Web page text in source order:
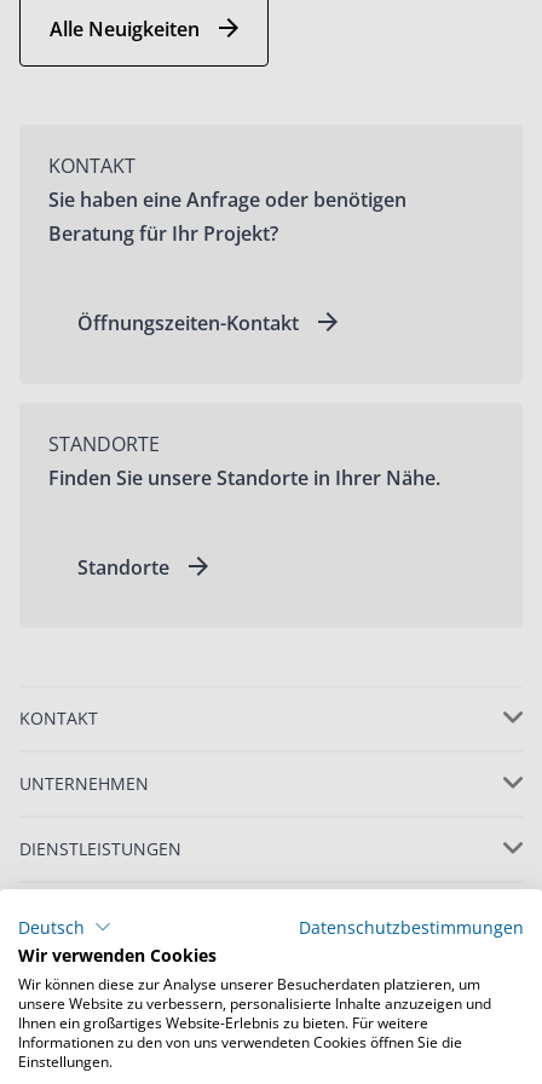
Alle Neuigkeiten
KONTAKT
Sie haben eine Anfrage oder benötigen
Beratung für Ihr Projekt?
Öffnungszeiten-Kontakt
STANDORTE
Finden Sie unsere Standorte in Ihrer Nähe.
Standorte
KONTAKT
UNTERNEHMEN
DIENSTLEISTUNGEN
RECHTLICHES
Deutsch
Datenschutzbestimmungen
Wir verwenden Cookies
Wir können diese zur Analyse unserer Besucherdaten platzieren, um
unsere Website zu verbessern, personalisierte Inhalte anzuzeigen und
Ihnen ein großartiges Website-Erlebnis zu bieten. Für weitere
Informationen zu den von uns verwendeten Cookies öffnen Sie die
Einstellungen.